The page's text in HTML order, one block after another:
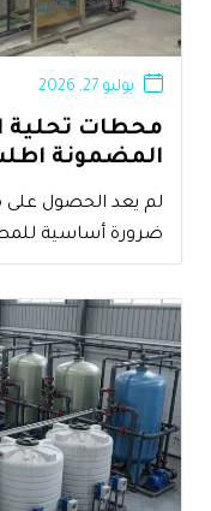
محطات تحلية
المضمونة
يوليو 27, 2026
لم يعد الحصول على
ضرورة أساسية